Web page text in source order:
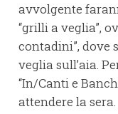
avvolgente
“grilli a veglia”,
contadini”, dove
veglia sull’aia.
“In/Canti e
attendere la sera.